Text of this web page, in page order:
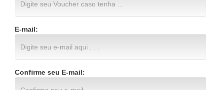
E-mail:
Confirme seu E-mail: